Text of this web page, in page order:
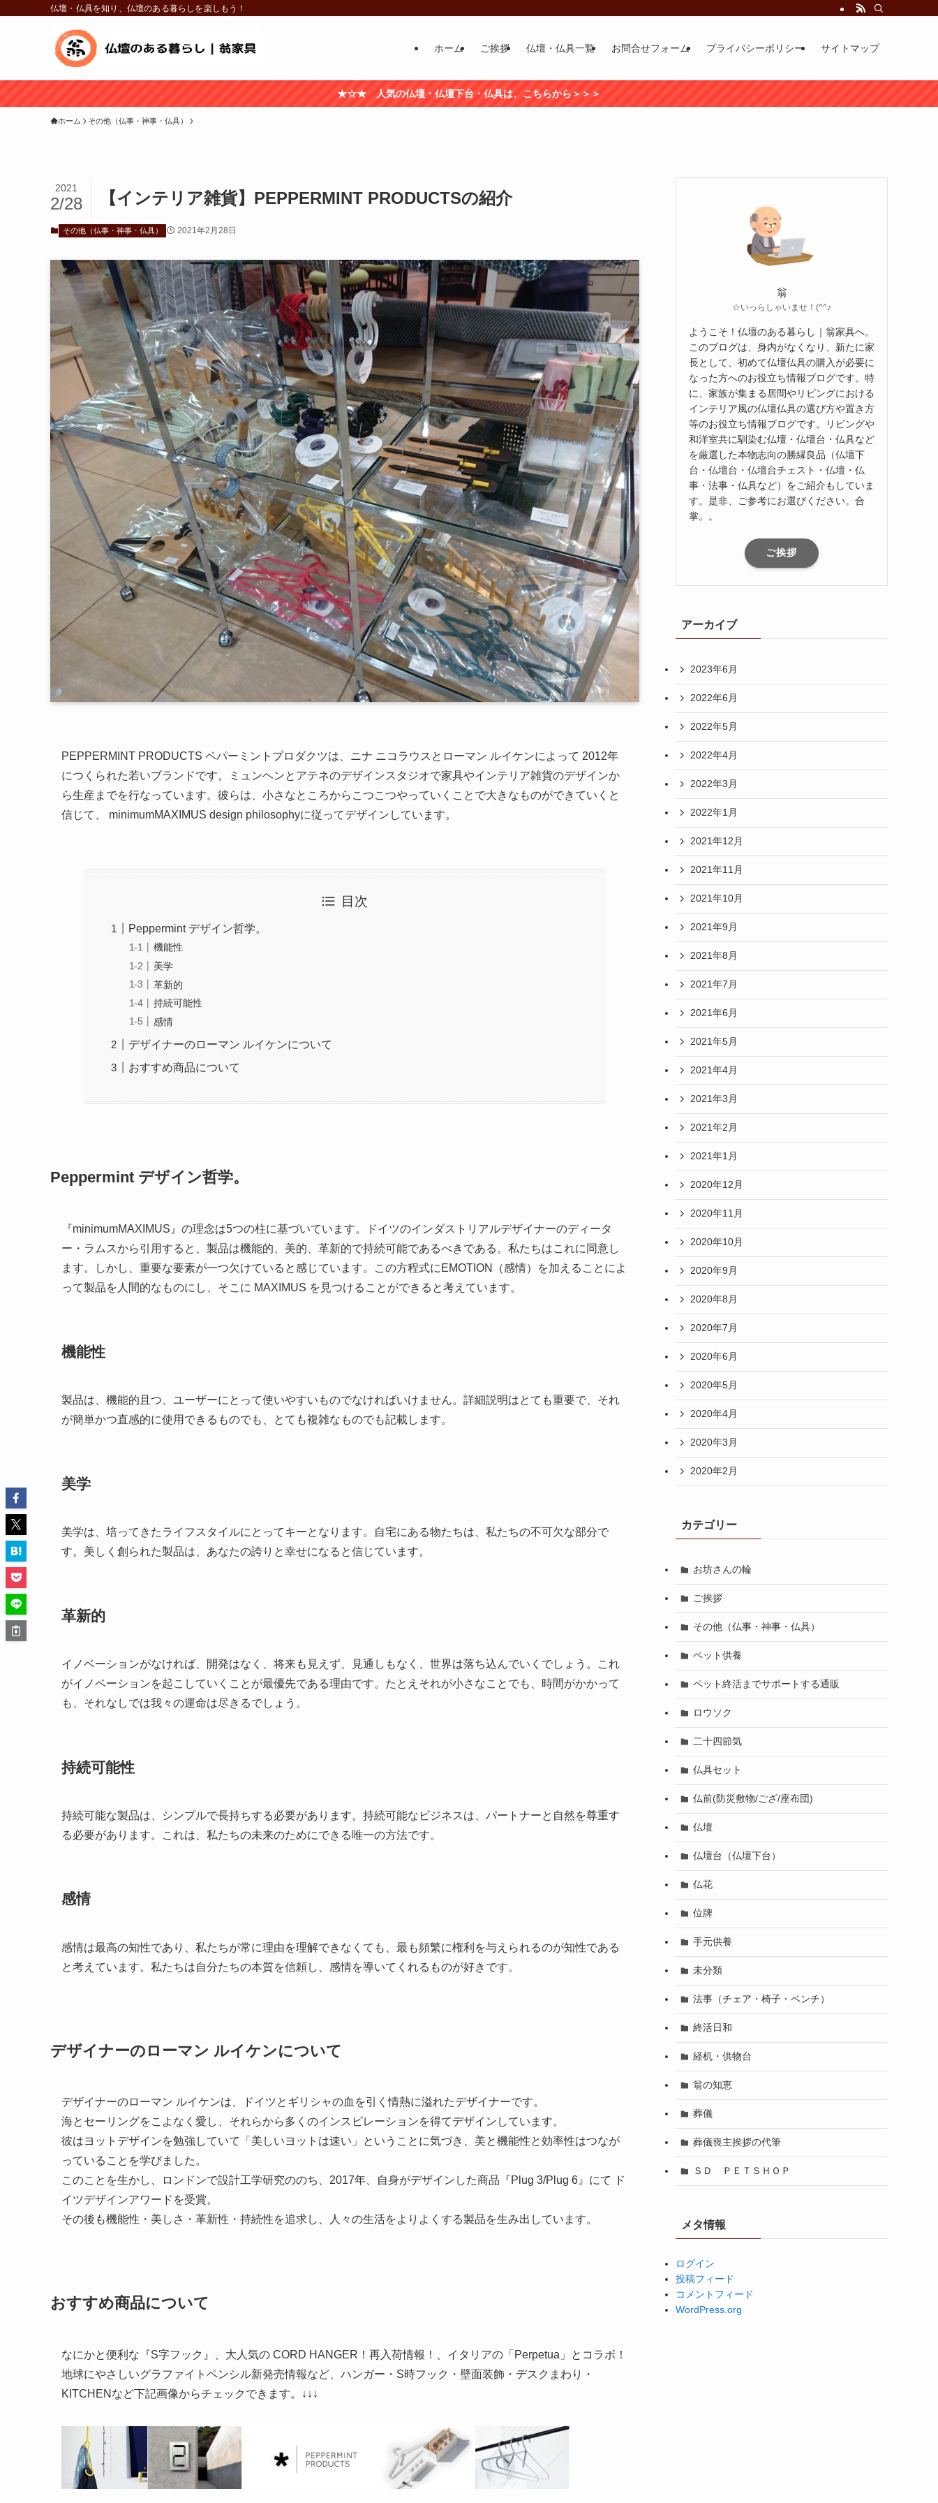
仏壇・仏具を知り、仏壇のある暮らしを楽しもう！
ホーム ご挨拶 仏壇・仏具一覧 お問合せフォーム プライバシーポリシー サイトマップ
★☆★ 人気の仏壇・仏壇下台・仏具は、こちらから＞＞＞
ホーム その他（仏事・神事・仏具）
【インテリア雑貨】PEPPERMINT PRODUCTSの紹介
2021
2/28
その他（仏事・神事・仏具） 2021年2月28日
PEPPERMINT PRODUCTS ペパーミントプロダクツは、ニナ ニコラウスとローマン ルイケンによって 2012年
につくられた若いブランドです。ミュンヘンとアテネのデザインスタジオで家具やインテリア雑貨のデザインか
ら生産までを行なっています。彼らは、小さなところからこつこつやっていくことで大きなものができていくと
信じて、 minimumMAXIMUS design philosophyに従ってデザインしています。
目次
Peppermint デザイン哲学。
機能性
美学
革新的
持続可能性
感情
デザイナーのローマン ルイケンについて
おすすめ商品について
Peppermint デザイン哲学。
『minimumMAXIMUS』の理念は5つの柱に基づいています。ドイツのインダストリアルデザイナーのディータ
ー・ラムスから引用すると、製品は機能的、美的、革新的で持続可能であるべきである。私たちはこれに同意し
ます。しかし、重要な要素が一つ欠けていると感じています。この方程式にEMOTION（感情）を加えることによ
って製品を人間的なものにし、そこに MAXIMUS を見つけることができると考えています。
機能性
製品は、機能的且つ、ユーザーにとって使いやすいものでなければいけません。詳細説明はとても重要で、それ
が簡単かつ直感的に使用できるものでも、とても複雑なものでも記載します。
美学
美学は、培ってきたライフスタイルにとってキーとなります。自宅にある物たちは、私たちの不可欠な部分で
す。美しく創られた製品は、あなたの誇りと幸せになると信じています。
革新的
イノベーションがなければ、開発はなく、将来も見えず、見通しもなく、世界は落ち込んでいくでしょう。これ
がイノベーションを起こしていくことが最優先である理由です。たとえそれが小さなことでも、時間がかかって
も、それなしでは我々の運命は尽きるでしょう。
持続可能性
持続可能な製品は、シンプルで長持ちする必要があります。持続可能なビジネスは、パートナーと自然を尊重す
る必要があります。これは、私たちの未来のためにできる唯一の方法です。
感情
感情は最高の知性であり、私たちが常に理由を理解できなくても、最も頻繁に権利を与えられるのが知性である
と考えています。私たちは自分たちの本質を信頼し、感情を導いてくれるものが好きです。
デザイナーのローマン ルイケンについて
デザイナーのローマン ルイケンは、ドイツとギリシャの血を引く情熱に溢れたデザイナーです。
海とセーリングをこよなく愛し、それらから多くのインスピレーションを得てデザインしています。
彼はヨットデザインを勉強していて「美しいヨットは速い」ということに気づき、美と機能性と効率性はつなが
っていることを学びました。
このことを生かし、ロンドンで設計工学研究ののち、2017年、自身がデザインした商品『Plug 3/Plug 6』にて ド
イツデザインアワードを受賞。
その後も機能性・美しさ・革新性・持続性を追求し、人々の生活をよりよくする製品を生み出しています。
おすすめ商品について
なにかと便利な『S字フック』、大人気の CORD HANGER！再入荷情報！、イタリアの「Perpetua」とコラボ！
地球にやさしいグラファイトペンシル新発売情報など、ハンガー・S時フック・壁面装飾・デスクまわり・
KITCHENなど下記画像からチェックできます。↓↓↓
翁
☆いっらしゃいませ！(^^♪
ようこそ！仏壇のある暮らし｜翁家具へ。
このブログは、身内がなくなり、新たに家
長として、初めて仏壇仏具の購入が必要に
なった方へのお役立ち情報ブログです。特
に、家族が集まる居間やリビングにおける
インテリア風の仏壇仏具の選び方や置き方
等のお役立ち情報ブログです。リビングや
和洋室共に馴染む仏壇・仏壇台・仏具など
を厳選した本物志向の勝縁良品（仏壇下
台・仏壇台・仏壇台チェスト・仏壇・仏
事・法事・仏具など）をご紹介もしていま
す。是非、ご参考にお選びください。合
掌。。
ご挨拶
アーカイブ
2023年6月
2022年6月
2022年5月
2022年4月
2022年3月
2022年1月
2021年12月
2021年11月
2021年10月
2021年9月
2021年8月
2021年7月
2021年6月
2021年5月
2021年4月
2021年3月
2021年2月
2021年1月
2020年12月
2020年11月
2020年10月
2020年9月
2020年8月
2020年7月
2020年6月
2020年5月
2020年4月
2020年3月
2020年2月
カテゴリー
お坊さんの輪
ご挨拶
その他（仏事・神事・仏具）
ペット供養
ペット終活までサポートする通販
ロウソク
二十四節気
仏具セット
仏前(防災敷物/ござ/座布団)
仏壇
仏壇台（仏壇下台）
仏花
位牌
手元供養
未分類
法事（チェア・椅子・ベンチ）
終活日和
経机・供物台
翁の知恵
葬儀
葬儀喪主挨拶の代筆
ＳＤ ＰＥＴＳＨＯＰ
メタ情報
ログイン
投稿フィード
コメントフィード
WordPress.org